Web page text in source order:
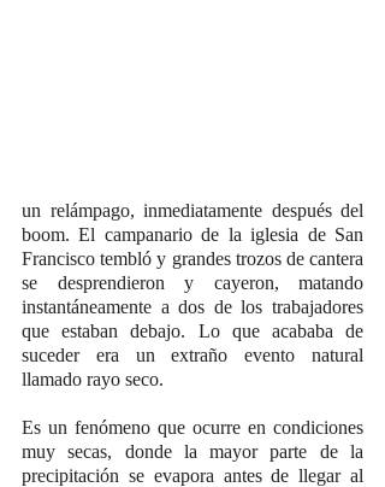
un relámpago, inmediatamente después del
boom. El campanario de la iglesia de San
Francisco tembló y grandes trozos de cantera
se desprendieron y cayeron, matando
instantáneamente a dos de los trabajadores
que estaban debajo. Lo que acababa de
suceder era un extraño evento natural
llamado rayo seco.
Es un fenómeno que ocurre en condiciones
muy secas, donde la mayor parte de la
precipitación se evapora antes de llegar al